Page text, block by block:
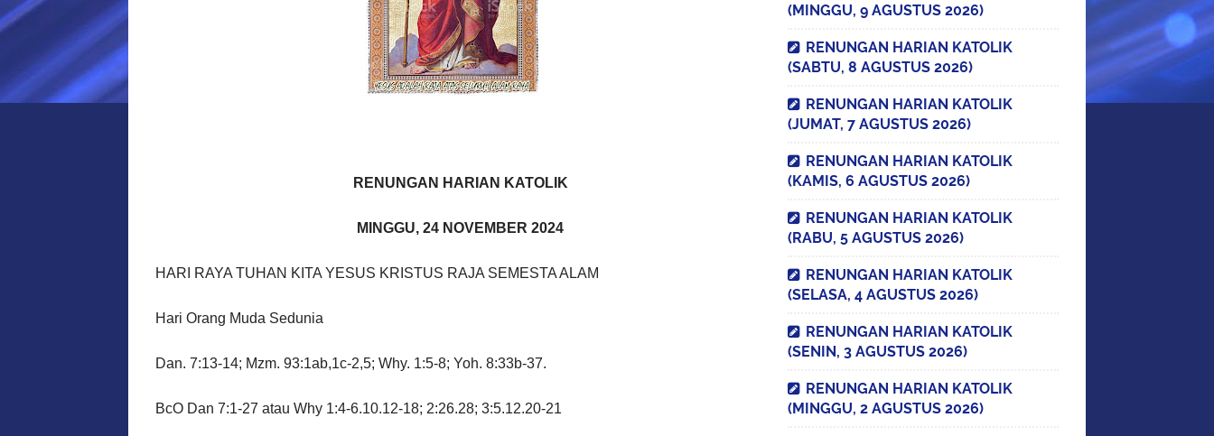
RENUNGAN HARIAN KATOLIK
MINGGU, 24 NOVEMBER 2024
HARI RAYA TUHAN KITA YESUS KRISTUS RAJA SEMESTA ALAM
Hari Orang Muda Sedunia
Dan. 7:13-14; Mzm. 93:1ab,1c-2,5; Why. 1:5-8; Yoh. 8:33b-37.
BcO Dan 7:1-27 atau Why 1:4-6.10.12-18; 2:26.28; 3:5.12.20-21
(MINGGU, 9 AGUSTUS 2026)
RENUNGAN HARIAN KATOLIK
(SABTU, 8 AGUSTUS 2026)
RENUNGAN HARIAN KATOLIK
(JUMAT, 7 AGUSTUS 2026)
RENUNGAN HARIAN KATOLIK
(KAMIS, 6 AGUSTUS 2026)
RENUNGAN HARIAN KATOLIK
(RABU, 5 AGUSTUS 2026)
RENUNGAN HARIAN KATOLIK
(SELASA, 4 AGUSTUS 2026)
RENUNGAN HARIAN KATOLIK
(SENIN, 3 AGUSTUS 2026)
RENUNGAN HARIAN KATOLIK
(MINGGU, 2 AGUSTUS 2026)